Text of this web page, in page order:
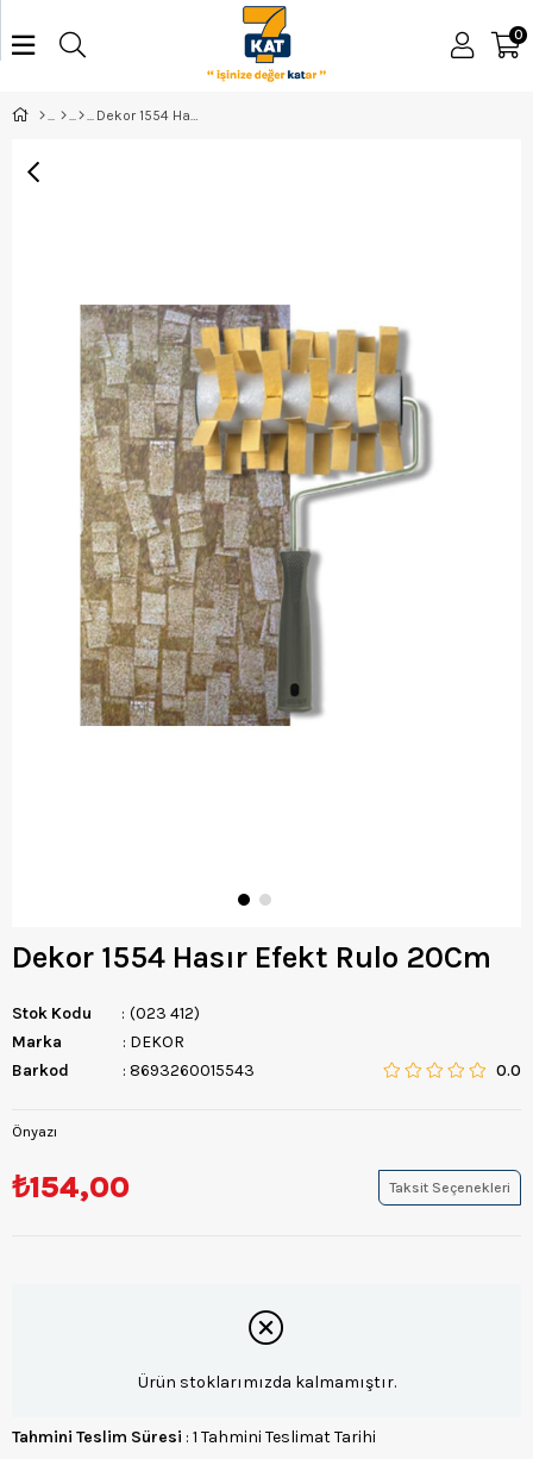
0
Dekor 1554 Hasır Efekt Rulo 20Cm
Stok Kodu
(023 412)
Marka
: DEKOR
Barkod
: 8693260015543 0.0
Önyazı
₺154,00 Taksit Seçenekleri
Ürün stoklarımızda kalmamıştır.
Tahmini Teslim Süresi : 1 Tahmini Teslimat Tarihi